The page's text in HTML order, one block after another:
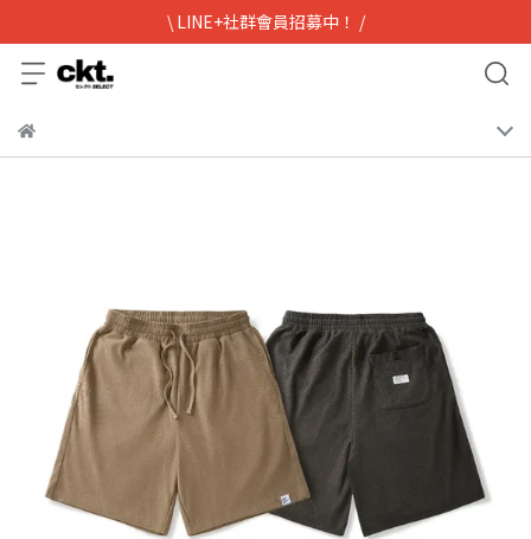
\ LINE+社群會員招募中！ /